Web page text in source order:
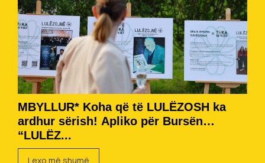
MBYLLUR* Koha që të LULËZOSH ka
ardhur sërish! Apliko për Bursën
“LULËZ...
Lexo më shumë